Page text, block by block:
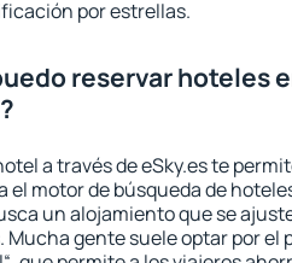
por estrellas.
reservar hoteles
a través de eSky.es te
el motor de búsqueda de
un alojamiento que se
Mucha gente suele optar por el